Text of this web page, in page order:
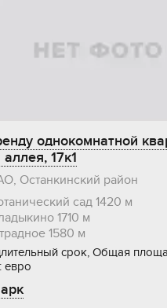
однокомнатной
17к1
Останкинский район
сад 1420 м
1710 м
1580 м
срок, Общая
евро